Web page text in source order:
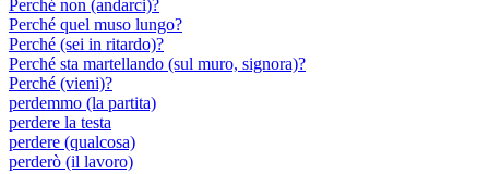
Perché non (andarci)?
Perché quel muso lungo?
Perché (sei in ritardo)?
Perché sta martellando (sul muro, signora)?
Perché (vieni)?
perdemmo (la partita)
perdere la testa
perdere (qualcosa)
perderò (il lavoro)